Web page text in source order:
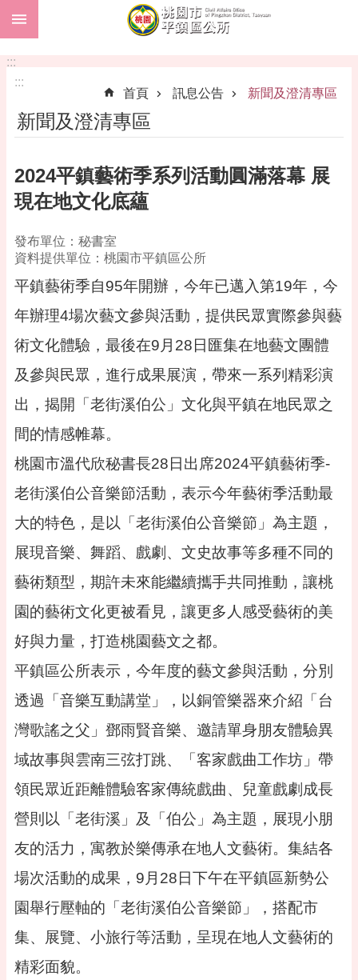
跳到主要內容區塊
進
階
區
介
紹
訊
公
民
資
訊
機
關
訊
關
資
料
活
動
名
區
首
站
導
覽
市
政
箱
:::
:::
首頁
訊息公告 新聞及澄清專區
新聞及澄清專區
2024平鎮藝術季系列活動圓滿落幕 展
現在地文化底蘊
發布單位：秘書室
資料提供單位：桃園市平鎮區公所
平鎮藝術季自95年開辦，今年已邁入第19年，今
年辦理4場次藝文參與活動，提供民眾實際參與藝
術文化體驗，最後在9月28日匯集在地藝文團體
及參與民眾，進行成果展演，帶來一系列精彩演
出，揭開「老街溪伯公」文化與平鎮在地民眾之
間的情感帷幕。
桃園市溫代欣秘書長28日出席2024平鎮藝術季-
老街溪伯公音樂節活動，表示今年藝術季活動最
大的特色，是以「老街溪伯公音樂節」為主題，
展現音樂、舞蹈、戲劇、文史故事等多種不同的
藝術類型，期許未來能繼續攜手共同推動，讓桃
園的藝術文化更被看見，讓更多人感受藝術的美
好與力量，打造桃園藝文之都。
平鎮區公所表示，今年度的藝文參與活動，分別
透過「音樂互動講堂」，以銅管樂器來介紹「台
灣歌謠之父」鄧雨賢音樂、邀請單身朋友體驗異
域故事與雲南三弦打跳、「客家戲曲工作坊」帶
領民眾近距離體驗客家傳統戲曲、兒童戲劇成長
營則以「老街溪」及「伯公」為主題，展現小朋
友的活力，寓教於樂傳承在地人文藝術。集結各
場次活動的成果，9月28日下午在平鎮區新勢公
園舉行壓軸的「老街溪伯公音樂節」，搭配市
集、展覽、小旅行等活動，呈現在地人文藝術的
精彩面貌。